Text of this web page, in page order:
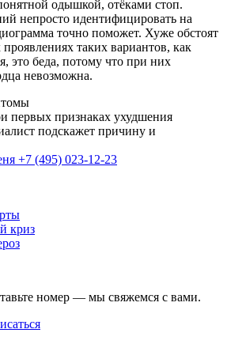
одышкой, отёками стоп.
непросто идентифицировать на
точно поможет. Хуже обстоят
таких вариантов, как
это беда, потому что при них
невозможна.
первых признаках ухудшения
подскажет причину и
+7 (495) 023-12-23
криз
номер — мы свяжемся с вами.